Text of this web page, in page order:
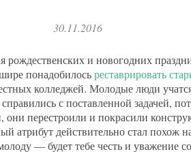
30.11.2016
рождественских и новогодних
понадобилосьреставрировать
колледжей. Молодые люди
с поставленной задачей,
перестроили и покрасили
атрибут действительно стал похож
— будет тебе честь и уважение